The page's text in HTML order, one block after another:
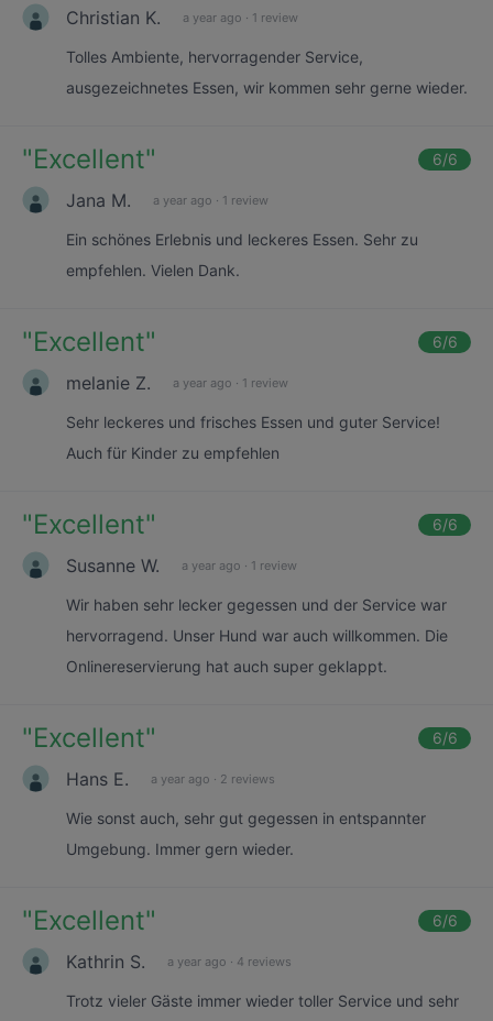
Christian K. a year ago · 1 review
Tolles Ambiente, hervorragender Service,
ausgezeichnetes Essen, wir kommen sehr gerne wieder.
"Excellent" 6/6
Jana M. a year ago · 1 review
Ein schönes Erlebnis und leckeres Essen. Sehr zu
empfehlen. Vielen Dank.
"Excellent" 6/6
melanie Z. a year ago · 1 review
Sehr leckeres und frisches Essen und guter Service!
Auch für Kinder zu empfehlen
"Excellent" 6/6
Susanne W. a year ago · 1 review
Wir haben sehr lecker gegessen und der Service war
hervorragend. Unser Hund war auch willkommen. Die
Onlinereservierung hat auch super geklappt.
"Excellent" 6/6
Hans E. a year ago · 2 reviews
Wie sonst auch, sehr gut gegessen in entspannter
Umgebung. Immer gern wieder.
"Excellent" 6/6
Kathrin S. a year ago · 4 reviews
Trotz vieler Gäste immer wieder toller Service und sehr